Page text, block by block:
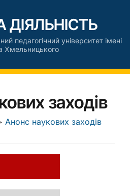
ДІЯЛЬНІСТЬ
педагогічний університет імені
Хмельницького
заходів
Анонс наукових заходів